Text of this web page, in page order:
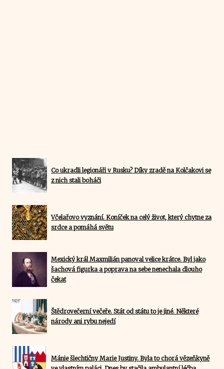
Co ukradli legionáři v Rusku? Díky zradě na Kolčakovi se
z nich stali boháči
Včelařovo vyznání. Koníček na celý život, který chytne za
srdce a pomáhá světu
Mexický král Maxmilián panoval velice krátce. Byl jako
šachová figurka a poprava na sebe nenechala dlouho
čekat
Štědrovečerní večeře. Stát od státu to je jiné. Některé
národy ani rybu nejedí
Mánie šlechtičny Marie Justiny. Byla to chorá vězeňkyně